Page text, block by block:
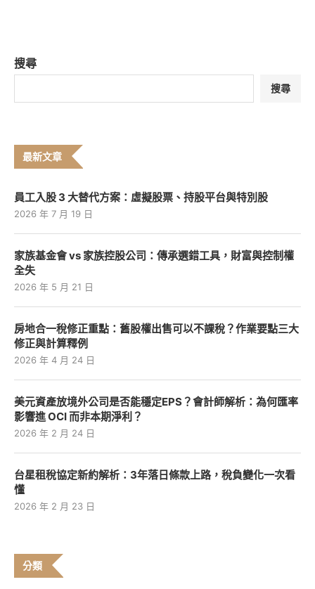
搜尋
搜尋
最新文章
員工入股 3 大替代方案：虛擬股票、持股平台與特別股
2026 年 7 月 19 日
家族基金會 vs 家族控股公司：傳承選錯工具，財富與控制權
全失
2026 年 5 月 21 日
房地合一稅修正重點：舊股權出售可以不課稅？作業要點三大
修正與計算釋例
2026 年 4 月 24 日
美元資產放境外公司是否能穩定EPS？會計師解析：為何匯率
影響進 OCI 而非本期淨利？
2026 年 2 月 24 日
台星租稅協定新約解析：3年落日條款上路，稅負變化一次看
懂
2026 年 2 月 23 日
分類